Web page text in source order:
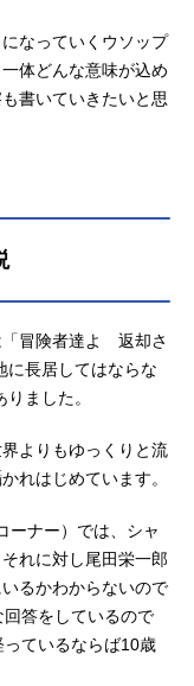
なっていくウソップ
体どんな意味が込め
書いていきたいと思
「冒険者達よ 返却さ
に長居してはならな
ました。
よりもゆっくりと流
れはじめています。
ーナー）では、シャ
れに対し尾田栄一郎
るかわからないので
答をしているので
ているならば10歳